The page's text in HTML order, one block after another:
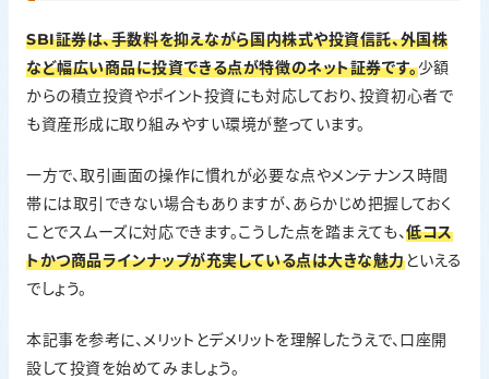
SBI証券は、手数料を抑えながら国内株式や投資信託、外国株
など幅広い商品に投資できる点が特徴のネット証券です。少額
からの積立投資やポイント投資にも対応しており、投資初心者で
も資産形成に取り組みやすい環境が整っています。
一方で、取引画面の操作に慣れが必要な点やメンテナンス時間
帯には取引できない場合もありますが、あらかじめ把握しておく
ことでスムーズに対応できます。こうした点を踏まえても、低コス
トかつ商品ラインナップが充実している点は大きな魅力といえる
でしょう。
本記事を参考に、メリットとデメリットを理解したうえで、口座開
設して投資を始めてみましょう。